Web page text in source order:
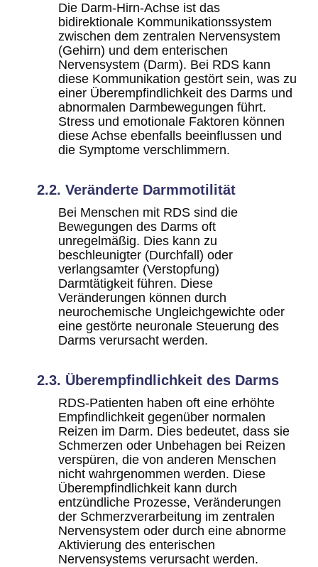
Die Darm-Hirn-Achse ist das
bidirektionale Kommunikationssystem
zwischen dem zentralen Nervensystem
(Gehirn) und dem enterischen
Nervensystem (Darm). Bei RDS kann
diese Kommunikation gestört sein, was zu
einer Überempfindlichkeit des Darms und
abnormalen Darmbewegungen führt.
Stress und emotionale Faktoren können
diese Achse ebenfalls beeinflussen und
die Symptome verschlimmern.
2.2. Veränderte Darmmotilität
Bei Menschen mit RDS sind die
Bewegungen des Darms oft
unregelmäßig. Dies kann zu
beschleunigter (Durchfall) oder
verlangsamter (Verstopfung)
Darmtätigkeit führen. Diese
Veränderungen können durch
neurochemische Ungleichgewichte oder
eine gestörte neuronale Steuerung des
Darms verursacht werden.
2.3. Überempfindlichkeit des Darms
RDS-Patienten haben oft eine erhöhte
Empfindlichkeit gegenüber normalen
Reizen im Darm. Dies bedeutet, dass sie
Schmerzen oder Unbehagen bei Reizen
verspüren, die von anderen Menschen
nicht wahrgenommen werden. Diese
Überempfindlichkeit kann durch
entzündliche Prozesse, Veränderungen
der Schmerzverarbeitung im zentralen
Nervensystem oder durch eine abnorme
Aktivierung des enterischen
Nervensystems verursacht werden.